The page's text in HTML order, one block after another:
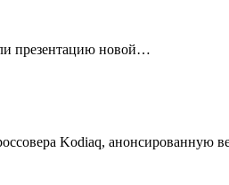
презентацию новой…
Kodiaq, анонсированную